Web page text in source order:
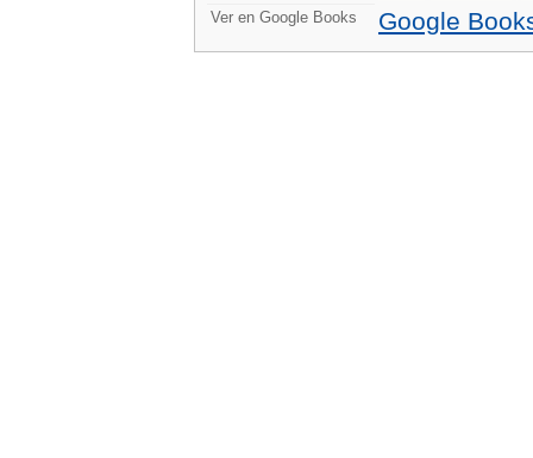
Ver en Google Books Google